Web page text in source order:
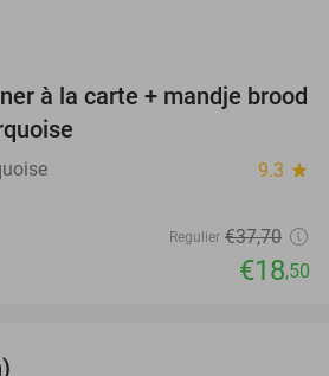
51%
à la carte + mandje brood
9.3 star
Regulier €37,70
€18,50